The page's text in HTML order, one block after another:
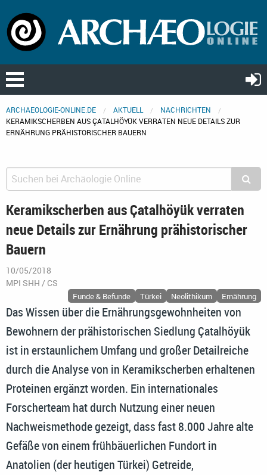
ARCHAEOLOGIE-ONLINE.DE AKTUELL
NACHRICHTEN
KERAMIKSCHERBEN AUS ÇATALHÖYÜK VERRATEN NEUE DETAILS ZUR
ERNÄHRUNG PRÄHISTORISCHER BAUERN
Keramikscherben aus Çatalhöyük verraten
neue Details zur Ernährung prähistorischer
Bauern
10/05/2018
MPI SHH / CS
Funde & Befunde Türkei Neolithikum Ernährung
Das Wissen über die Ernährungsgewohnheiten von
Bewohnern der prähistorischen Siedlung Çatalhöyük
ist in erstaunlichem Umfang und großer Detailreiche
durch die Analyse von in Keramikscherben erhaltenen
Proteinen ergänzt worden. Ein internationales
Forscherteam hat durch Nutzung einer neuen
Nachweismethode gezeigt, dass fast 8.000 Jahre alte
Gefäße von einem frühbäuerlichen Fundort in
Anatolien (der heutigen Türkei) Getreide,